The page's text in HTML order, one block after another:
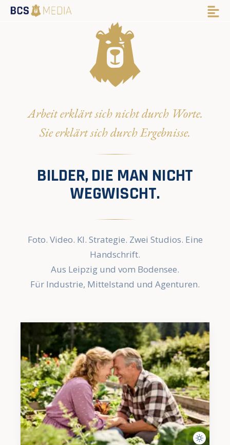
Arbeit erklärt sich nicht durch Worte.
Sie erklärt sich durch Ergebnisse.
BILDER, DIE MAN NICHT
WEGWISCHT.
Foto. Video. KI. Strategie. Zwei Studios. Eine
Handschrift.
Aus Leipzig und vom Bodensee.
Für Industrie, Mittelstand und Agenturen.